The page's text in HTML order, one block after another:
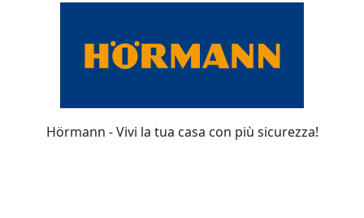
Hörmann - Vivi la tua casa con più sicurezza!